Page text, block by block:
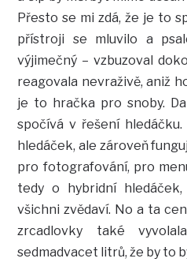
Přesto se mi zdá, že je to
přístroji se mluvilo a
výjimečný – vzbuzoval
reagovala nevraživě, aniž
je to hračka pro snoby.
spočívá v řešení
hledáček, ale zároveň
pro fotografování, pro
tedy o hybridní
všichni zvědaví. No a ta
zrcadlovky také
sedmadvacet litrů, že by to